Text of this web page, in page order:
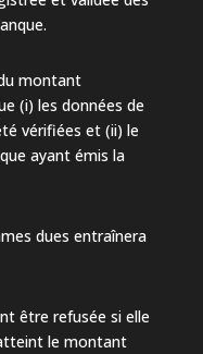
montant
(i) les données de
vérifiées et (ii) le
ayant émis la
dues entraînera
être refusée si elle
le montant